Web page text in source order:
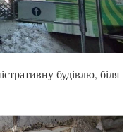
будівлю, біля